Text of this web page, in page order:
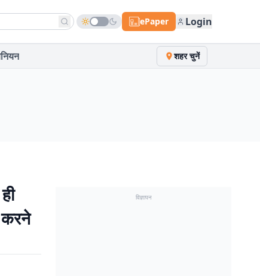
ePaper Login
शहर चुनें
करने
विज्ञापन